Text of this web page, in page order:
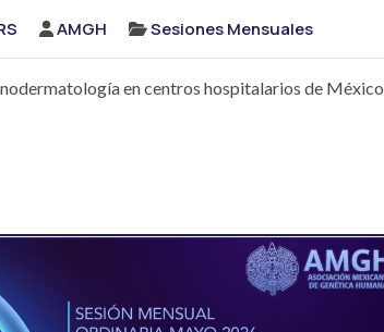
AMGH Sesiones Mensuales
en centros hospitalarios de México